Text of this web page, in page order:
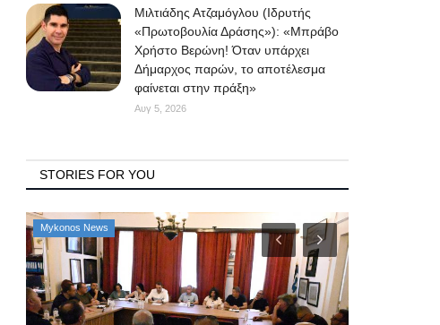
Μιλτιάδης Ατζαμόγλου (Ιδρυτής
«Πρωτοβουλία Δράσης»): «Μπράβο
Χρήστο Βερώνη! Όταν υπάρχει
Δήμαρχος παρών, το αποτέλεσμα
φαίνεται στην πράξη»
Αυγ 5, 2026
STORIES FOR YOU
Mykonos News